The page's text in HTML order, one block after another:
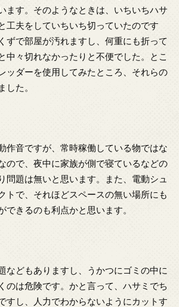
ます。そのようなときは、いちいちハサ
工夫をしていちいち切っていたのです
ずで部屋が汚れますし、何重にも折って
中々切れなかったりと不便でした。とこ
ッダーを使用してみたところ、それらの
した。
作音ですが、常時稼働している物ではな
ので、夜中に家族が側で寝ているなどの
問題は無いと思います。また、電動シュ
トで、それほどスペースの無い場所にも
できるのも利点かと思います。
などもありますし、うかつにゴミの中に
のは危険です。かと言って、ハサミでち
すし、人力でわからないようにカットす